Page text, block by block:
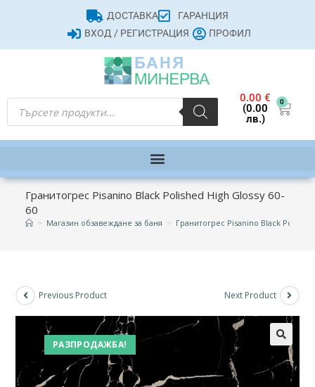
ДОСТАВКА
ГАРАНЦИЯ
ВХОД / РЕГИСТРАЦИЯ
ПРОФИЛ
0.00€
(0.00
лв.)
0
Гранитогрес Pisanino Black Polished High Glossy 60-
60
> Магазин обзавеждане за баня > Гранитогрес Pisanino Black
РАЗПРОДАЖБА!
Previous Product Next Product